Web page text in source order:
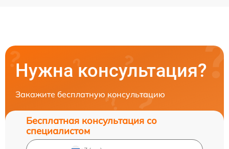
Нужна консультация?
Закажите бесплатную консультацию
Бесплатная консультация со
специалистом